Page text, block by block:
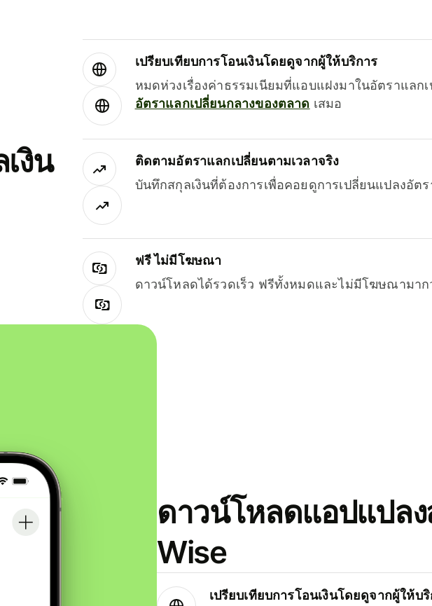
งิน
เปรียบเทียบการโอนเงินโดยดูจากผู้ให้บริการ
หมดห่วงเรื่องค่าธรรมเนียมที่แอบแฝงมาในอัตราแลก
อัตราแลกเปลี่ยนกลางของตลาด เสมอ
ติดตามอัตราแลกเปลี่ยนตามเวลาจริง
บันทึกสกุลเงินที่ต้องการเพื่อคอยดูการเปลี่ยนแปลงอัต
ฟรี ไม่มีโฆษณา
ดาวน์โหลดได้รวดเร็ว ฟรีทั้งหมดและไม่มีโฆษณามาก
ดาวน์โหลดแอปแปลง
Wise
เปรียบเทียบการโอนเงินโดยดูจากผู้ให้บ